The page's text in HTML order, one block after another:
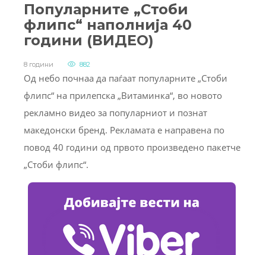
Популарните „Стоби
флипс“ наполнија 40
години (ВИДЕО)
8 години 882
Од небо почнаа да паѓаат популарните „Стоби
флипс“ на прилепска „Витаминка“, во новото
рекламно видео за популарниот и познат
македонски бренд. Рекламата е направена по
повод 40 години од првото произведено пакетче
„Стоби флипс“.